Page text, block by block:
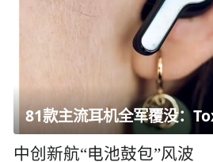
中创新航“电池鼓包”风波